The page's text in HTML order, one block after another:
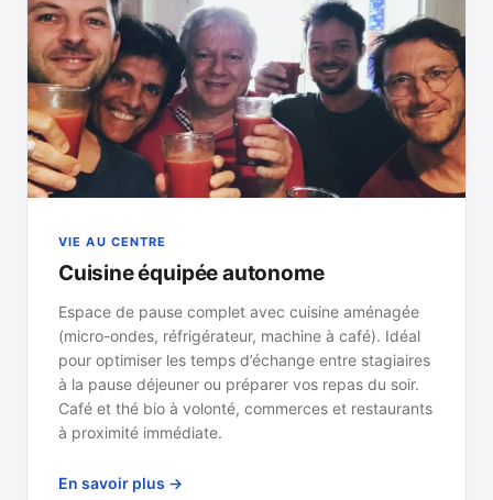
VIE AU CENTRE
Cuisine équipée autonome
Espace de pause complet avec cuisine aménagée
(micro-ondes, réfrigérateur, machine à café). Idéal
pour optimiser les temps d’échange entre stagiaires
à la pause déjeuner ou préparer vos repas du soir.
Café et thé bio à volonté, commerces et restaurants
à proximité immédiate.
En savoir plus →